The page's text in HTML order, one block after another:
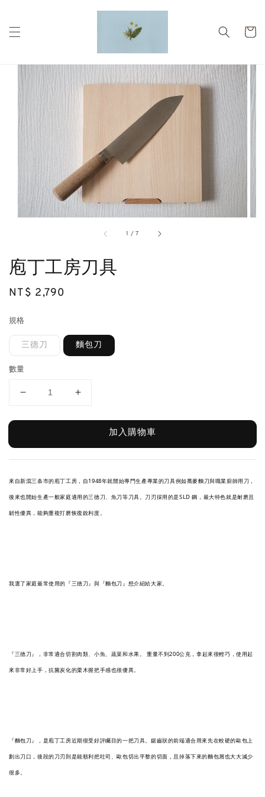
1 /7
庖丁工房刀具
Regular
NT$ 2,790
規格
三德刀 麵包刀
數量
加入購物車
來自新瀉三条市的庖丁工房，自1948年就開始專門生產專業的刀具例如蕎麥麵刀與職業廚師用刀，
後來也開始生產一般家庭適用的三德刀、魚刀等刀具。刀刃採用的是SLD 鋼，最大特色就是耐磨且
韌性優異，能夠重複打磨恢復銳利度。
我選了家庭最常使用的『三德刀』與『麵包刀』想介紹給大家。
『三德刀』，非常適合切割肉類、小魚、蔬菜和水果。 重量不到200公克，拿起來很輕巧，使用起
來非常好上手，抗菌炭化的栗木握把手感也很優異。
『麵包刀』，是庖丁工房近期很受好評矚目的一把刀具。鋸齒狀的前端適合用來先在較硬的歐包上
劃出刀口，後段的刀刃則是能順利把吐司、歐包切出平整的切面，且掉落下來的麵包屑也大大減少
很多。